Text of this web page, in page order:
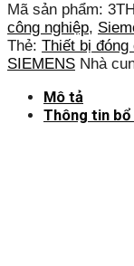
Mã sản phẩm:
công nghiệp,
Thẻ: Thiết bị đóng
SIEMENS Nhà
Mô tả
Thông tin bổ